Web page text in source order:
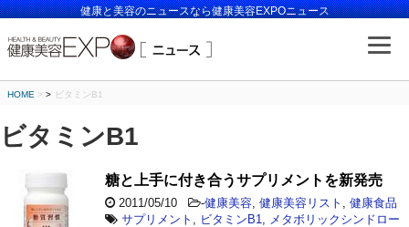
健康と美容のニュースなら健康美容EXPOニュース
HOME > ビタミンB1
ビタミンB1
糖と上手に付き合うサプリメントを新発売
2011/05/10 -健康美容 健康美容リスト
健康食品
サプリメント
ビタミンB1
メタボリックシンドロー